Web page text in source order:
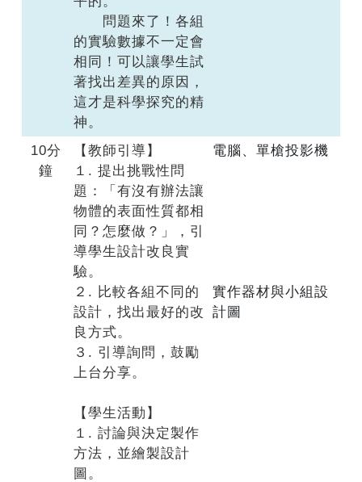
問題來了！各組
的實驗數據不一定會
相同！可以讓學生試
著找出差異的原因，
這才是科學探究的精
神。
10分
鐘
【教師引導】
１. 提出挑戰性問
題：「有沒有辦法讓
物體的表面性質都相
同？怎麼做？」，引
導學生設計改良實
驗。
２. 比較各組不同的
設計，找出最好的改
良方式。
３. 引導詢問，鼓勵
上台分享。
【學生活動】
１. 討論與決定製作
方法，並繪製設計
圖。
電腦、單槍投影機
實作器材與小組設
計圖